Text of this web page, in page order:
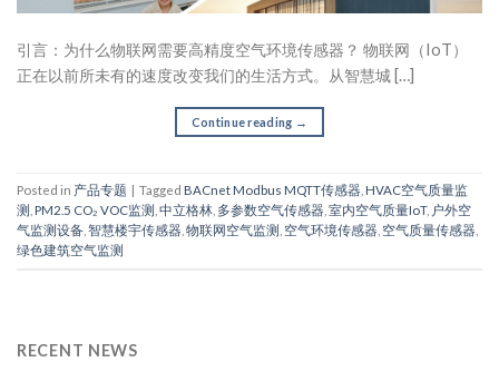
引言：为什么物联网需要高精度空气环境传感器？ 物联网（IoT）
正在以前所未有的速度改变我们的生活方式。从智慧城 […]
Continue reading →
Posted in 产品专题 | Tagged BACnet Modbus MQTT传感器 HVAC空气质量监
测 PM2.5 CO₂ VOC监测 中立格林 多参数空气传感器 室内空气质量IoT, 户外空
气监测设备 智慧楼宇传感器 物联网空气监测 空气环境传感器 空气质量传感器
绿色建筑空气监测
RECENT NEWS